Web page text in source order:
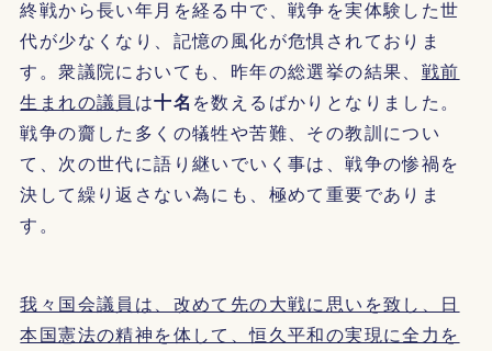
終戦から長い年月を経る中で、戦争を実体験した世
代が少なくなり、記憶の風化が危惧されておりま
す。衆議院においても、昨年の総選挙の結果、 戦前
生まれの議員 は十名 を数えるばかりとなりました。
戦争の齎した多くの犠牲や苦難、その教訓につい
て、次の世代に語り継いでいく事は、戦争の惨禍を
決して繰り返さない為にも、極めて重要でありま
す。
我々国会議員は、改めて先の大戦に思いを致し、日
本国憲法の精神を体して、恒久平和の実現に全力を